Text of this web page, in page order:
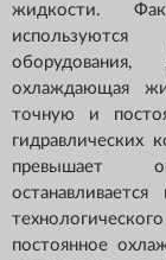
жидкости.
охлаждающая
точную и
гидравлических
превышает
постоянное